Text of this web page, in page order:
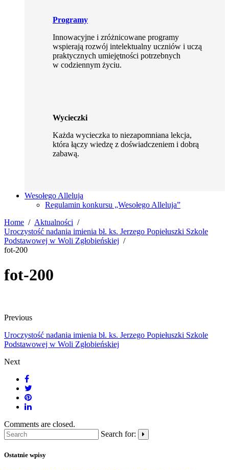
Programy
Innowacyjne i zróżnicowane programy
wspierają rozwój intelektualny uczniów i uczą
praktycznych umiejętności potrzebnych
w codziennym życiu.
Wycieczki
Każda wycieczka to niezapomniana lekcja,
która łączy wiedzę z doświadczeniem i dobrą
zabawą.
Wesołego Alleluja
Regulamin konkursu „Wesołego Alleluja”
Home
Aktualności
Uroczystość nadania imienia bł. ks. Jerzego Popiełuszki Szkole
Podstawowej w Woli Zgłobieńskiej
fot-200
fot-200
Previous
Uroczystość nadania imienia bł. ks. Jerzego Popiełuszki Szkole
Podstawowej w Woli Zgłobieńskiej
Next
Comments are closed.
Search for:
Ostatnie wpisy